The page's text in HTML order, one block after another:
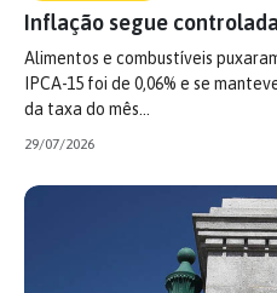
Inflação segue
Alimentos e combustíveis
IPCA-15 foi de 0,06% e se
da taxa do mês…
29/07/2026